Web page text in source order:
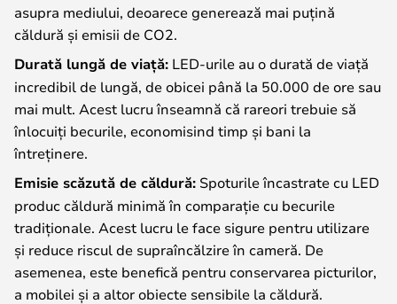
asupra mediului, deoarece generează mai puțină
căldură și emisii de CO2.
Durată lungă de viață: LED-urile au o durată de viață
incredibil de lungă, de obicei până la 50.000 de ore sau
mai mult. Acest lucru înseamnă că rareori trebuie să
înlocuiți becurile, economisind timp și bani la
întreținere.
Emisie scăzută de căldură: Spoturile încastrate cu LED
produc căldură minimă în comparație cu becurile
tradiționale. Acest lucru le face sigure pentru utilizare
și reduce riscul de supraîncălzire în cameră. De
asemenea, este benefică pentru conservarea picturilor,
a mobilei și a altor obiecte sensibile la căldură.